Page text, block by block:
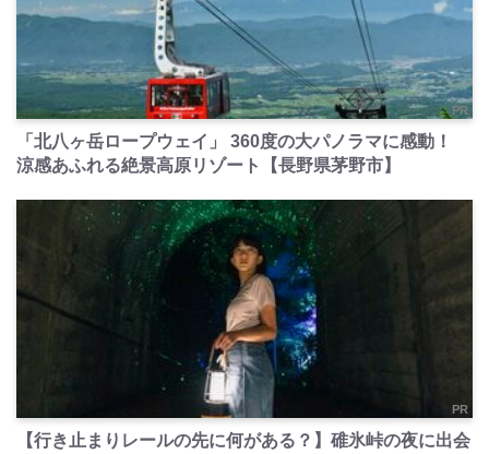
PR
「北八ヶ岳ロープウェイ」 360度の大パノラマに感動！
涼感あふれる絶景高原リゾート【長野県茅野市】
PR
【行き止まりレールの先に何がある？】碓氷峠の夜に出会